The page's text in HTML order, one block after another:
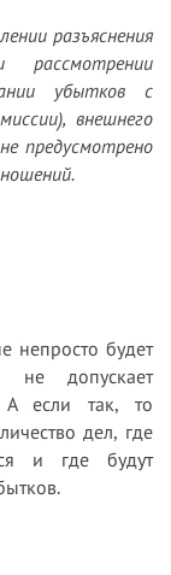
разъяснения
убытков с
внешнего
предусмотрено
непросто будет
не допускает
А если так, то
дел, где
и где будут